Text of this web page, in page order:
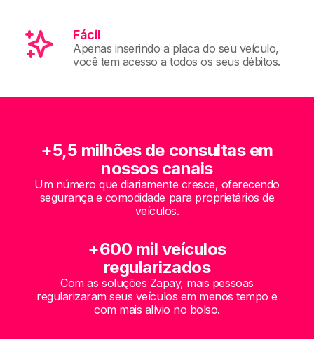
Fácil
Apenas inserindo a placa do seu veículo,
você tem acesso a todos os seus débitos.
+5,5 milhões de consultas em
nossos canais
Um número que diariamente cresce, oferecendo
segurança e comodidade para proprietários de
veículos.
+600 mil veículos
regularizados
Com as soluções Zapay, mais pessoas
regularizaram seus veículos em menos tempo e
com mais alívio no bolso.